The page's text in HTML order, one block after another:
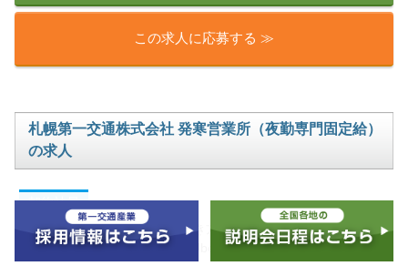
この求人に応募する ≫
札幌第一交通株式会社 発寒営業所（夜勤専門固定給）
の求人
契約社員
業界未経験の方へ夜勤専門の働き方！固定給なので安定した収入
をゲット！配車アプリ（DiDi・Uber）の活用で効率的♪